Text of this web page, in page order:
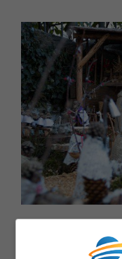
Fra tradizione